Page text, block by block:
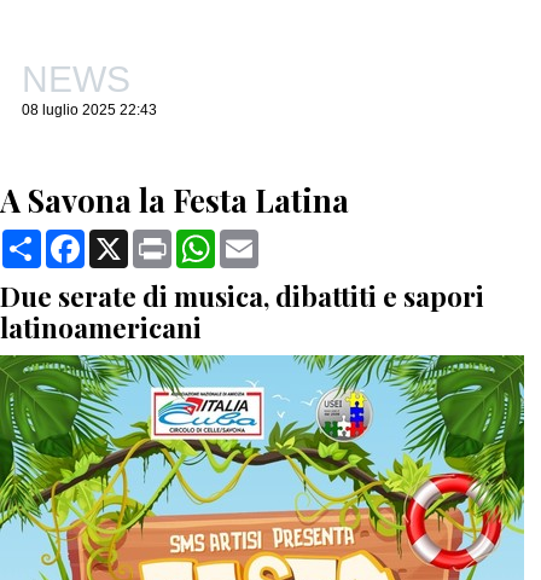
NEWS
08 luglio 2025 22:43
A Savona la Festa Latina
CondividiFacebook
X Print WhatsApp
Due serate di musica, dibattiti e sapori
latinoamericani